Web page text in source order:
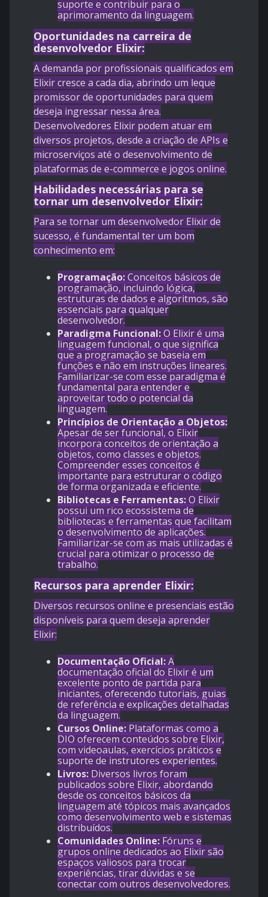
suporte e contribuir para o
aprimoramento da linguagem.
Oportunidades na carreira de
desenvolvedor Elixir:
A demanda por profissionais qualificados em
Elixir cresce a cada dia, abrindo um leque
promissor de oportunidades para quem
deseja ingressar nessa área.
Desenvolvedores Elixir podem atuar em
diversos projetos, desde a criação de APIs e
microserviços até o desenvolvimento de
plataformas de e-commerce e jogos online.
Habilidades necessárias para se
tornar um desenvolvedor Elixir:
Para se tornar um desenvolvedor Elixir de
sucesso, é fundamental ter um bom
conhecimento em:
Programação:Conceitos básicos de
programação, incluindo lógica,
estruturas de dados e algoritmos, são
essenciais para qualquer
desenvolvedor.
Paradigma Funcional:O Elixir é uma
linguagem funcional, o que significa
que a programação se baseia em
funções e não em instruções lineares.
Familiarizar-se com esse paradigma é
fundamental para entender e
aproveitar todo o potencial da
linguagem.
Princípios de Orientação a Objetos:
Apesar de ser funcional, o Elixir
incorpora conceitos de orientação a
objetos, como classes e objetos.
Compreender esses conceitos é
importante para estruturar o código
de forma organizada e eficiente.
Bibliotecas e Ferramentas:O Elixir
possui um rico ecossistema de
bibliotecas e ferramentas que facilitam
o desenvolvimento de aplicações.
Familiarizar-se com as mais utilizadas é
crucial para otimizar o processo de
trabalho.
Recursos para aprender Elixir:
Diversos recursos online e presenciais estão
disponíveis para quem deseja aprender
Elixir:
Documentação Oficial:A
documentação oficial do Elixir é um
excelente ponto de partida para
iniciantes, oferecendo tutoriais, guias
de referência e explicações detalhadas
da linguagem.
Cursos Online: Plataformas como a
DIO oferecem conteúdos sobre Elixir,
com videoaulas, exercícios práticos e
suporte de instrutores experientes.
Livros: Diversos livros foram
publicados sobre Elixir, abordando
desde os conceitos básicos da
linguagem até tópicos mais avançados
como desenvolvimento web e sistemas
distribuídos.
Comunidades Online: Fóruns e
grupos online dedicados ao Elixir são
espaços valiosos para trocar
experiências, tirar dúvidas e se
conectar com outros desenvolvedores.